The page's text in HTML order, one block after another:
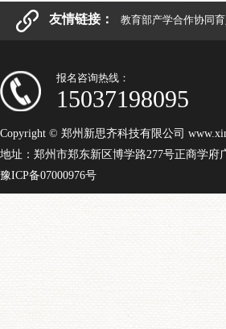
友情链接： 教育部产学合作协同
报名咨询热线：
15037198095
Copyright © 郑州新思齐科技有限公司
地址：郑州市郑东新区博学路277号正商学
豫ICP备07000976号